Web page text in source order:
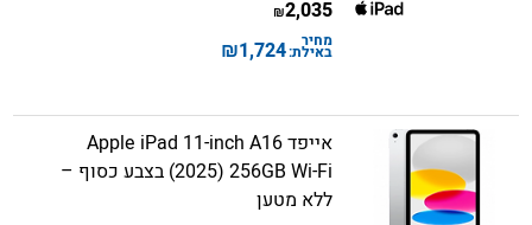
2,035
₪
מחיר
באילת:1,724
₪
אייפד Apple iPad 11-inch A16
(2025) 256GB Wi-Fi בצבע כסוף –
ללא מטען